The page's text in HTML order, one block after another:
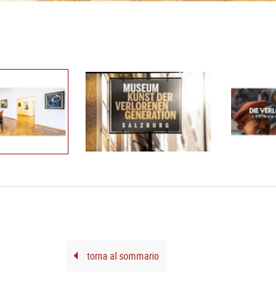
torna al sommario